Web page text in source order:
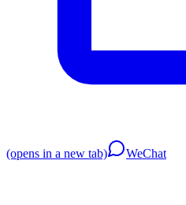
(opens in a new tab) WeChat